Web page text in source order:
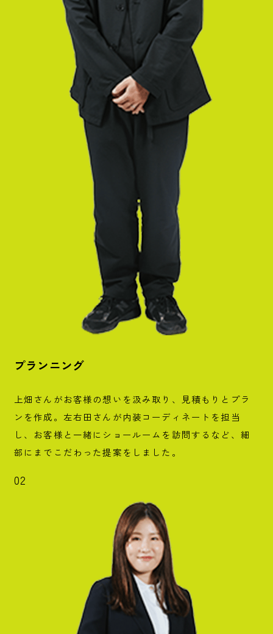
プランニング
上畑さんがお客様の想いを汲み取り、見積もりとプラ
ンを作成。左右田さんが内装コーディネートを担当
し、お客様と一緒にショールームを訪問するなど、細
部にまでこだわった提案をしました。
02